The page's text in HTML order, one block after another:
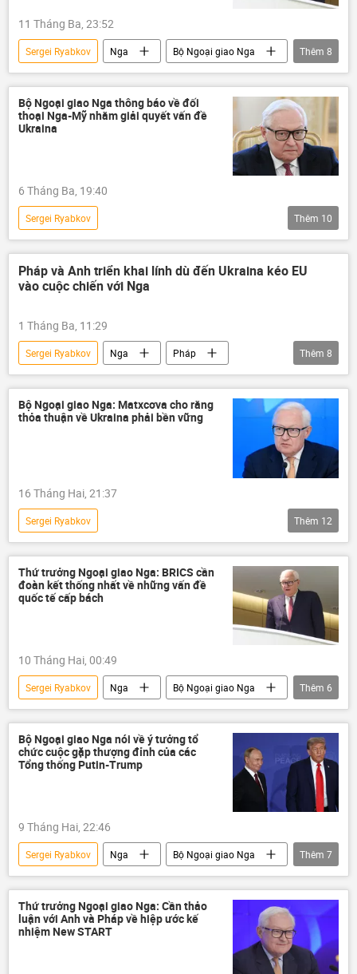
11 Tháng Ba, 23:52
Sergei Ryabkov Nga
Bộ Ngoại giao Nga
thông tin
Thế giới
Việt Nam
Iran
Vấn đề hạt nhân Iran
Liên Hợp Quốc
Hợp tác Nga-Việt
Thêm 8
Bộ Ngoại giao Nga thông báo về đối
thoại Nga-Mỹ nhằm giải quyết vấn đề
Ukraina
6 Tháng Ba, 19:40
Sergei Ryabkov
Chiến dịch quân sự đặc biệt tại Ukraina
Nga
Bộ Ngoại giao Nga
Ukraina
Cuộc khủng hoảng ở Ukraina
Moskva
Thêm 10
Pháp và Anh triển khai lính dù đến Ukraina kéo EU
vào cuộc chiến với Nga
1 Tháng Ba, 11:29
Sergei Ryabkov Nga
Pháp
Anh
thông tin
Thế giới
Ukraina
NATO
Viktor Orban
Moskva
EU Liên minh châu Âu
Thêm 8
Bộ Ngoại giao Nga: Matxcơva cho rằng
thỏa thuận về Ukraina phải bền vững
16 Tháng Hai, 21:37
Sergei Ryabkov
Chiến dịch quân sự đặc biệt tại Ukraina
Nga
Bộ Ngoại giao Nga
Ukraina
Cuộc khủng hoảng ở Ukraina
Geneva
đàm phán
Moskva
Thêm 12
Thứ trưởng Ngoại giao Nga: BRICS cần
đoàn kết thống nhất về những vấn đề
quốc tế cấp bách
10 Tháng Hai, 00:49
Sergei Ryabkov Nga
Bộ Ngoại giao Nga
BRICS
thông tin
Thế giới
Chính trị
Ấn Độ quan hệ quốc tế
Thêm 6
Bộ Ngoại giao Nga nói về ý tưởng tổ
chức cuộc gặp thượng đỉnh của các
Tổng thống Putin-Trump
9 Tháng Hai, 22:46
Sergei Ryabkov Nga
Bộ Ngoại giao Nga
Hoa Kỳ
Donald Trump
Vladimir Putin
Thế giới
Chính trị
BRICS
New Delhi
Thêm 7
Thứ trưởng Ngoại giao Nga: Cần thảo
luận với Anh và Pháp về hiệp ước kế
nhiệm New START